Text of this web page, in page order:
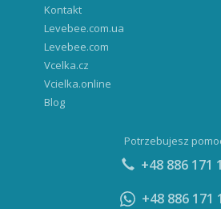
Kontakt
Levebee.com.ua
Levebee.com
Vcelka.cz
Vcielka.online
Blog
Potrzebujesz
+48 886 171
+48 886 171